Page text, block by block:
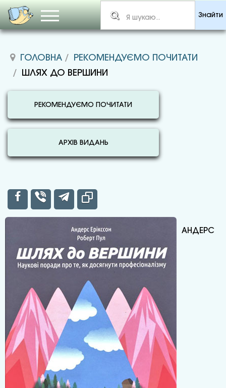
Знайти
ГОЛОВНА
РЕКОМЕНДУЄМО ПОЧИТАТИ
ШЛЯХ ДО ВЕРШИНИ
РЕКОМЕНДУЄМО ПОЧИТАТИ
АРХІВ ВИДАНЬ
АНДЕРС